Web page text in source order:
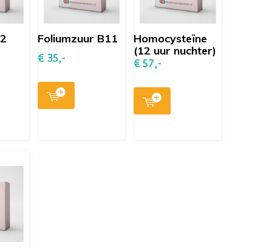
Foliumzuur B11
€ 35,-
Homocysteïne
(12 uur nuchter)
€ 57,-